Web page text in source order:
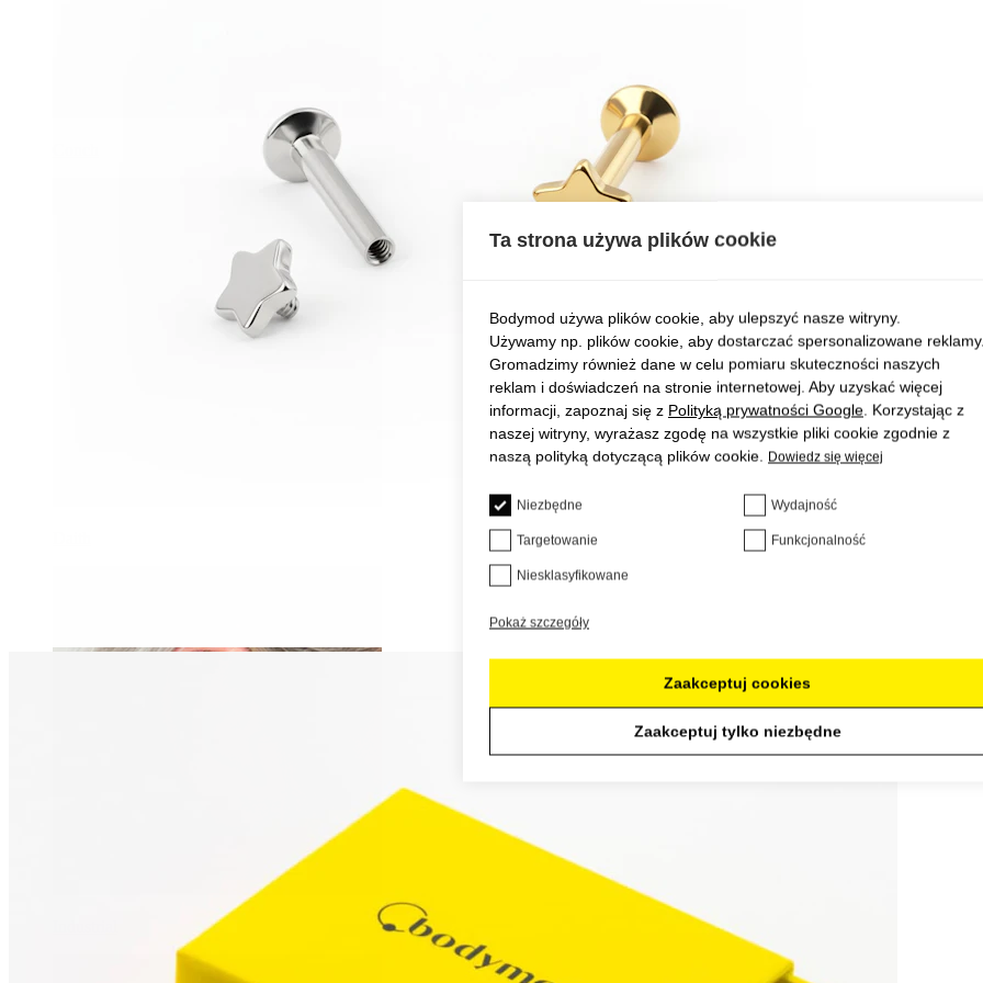
Ta strona używa plików cookie
Bodymod używa plików cookie, aby ulepszyć nasze witryny.
Używamy np. plików cookie, aby dostarczać spersonalizowane
Gromadzimy również dane w celu pomiaru skuteczności naszych
reklam i doświadczeń na stronie internetowej. Aby uzyskać więcej
informacji, zapoznaj się z Polityką prywatności Google. Korzystając z
naszej witryny, wyrażasz zgodę na wszystkie pliki cookie zgodnie z
naszą polityką dotyczącą plików cookie. Dowiedz się więcej
Niezbędne Wydajność
Targetowanie Funkcjonalność
Niesklasyfikowane
Pokaż szczegóły
Zaakceptuj cookies
Zaakceptuj tylko niezbędne